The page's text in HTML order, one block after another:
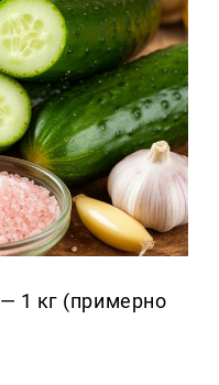
— 1 кг (примерно